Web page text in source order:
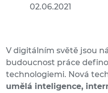
02.06.2021
V digitálním světě jsou
budoucnost práce
technologiemi. Nová
umělá inteligence,